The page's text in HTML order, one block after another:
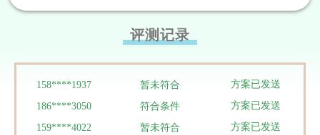
评测记录
186****3448 符合条件 方案已发送
符合条件
158****1937 暂未符合 方案已发送
186****3050 符合条件 方案已发送
159****4022 暂未符合 方案已发送